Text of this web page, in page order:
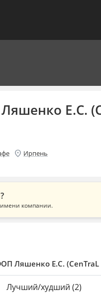
Е.С.
location_on Ирпень
имени компании.
Ляшенко Е.С.
Лучший/худший (2)